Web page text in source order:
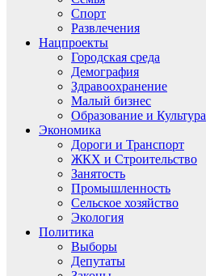
Спорт
Развлечения
Нацпроекты
Городская среда
Демография
Здравоохранение
Малый бизнес
Образование и Культура
Экономика
Дороги и Транспорт
ЖКХ и Строительство
Занятость
Промышленность
Сельское хозяйство
Экология
Политика
Выборы
Депутаты